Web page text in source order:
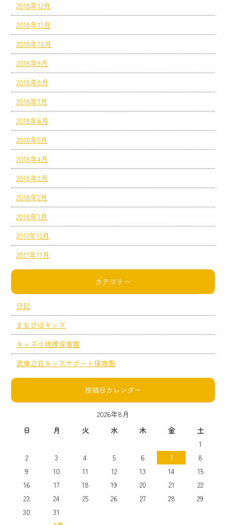
2018年12月
2018年11月
2018年10月
2018年9月
2018年8月
2018年7月
2018年6月
2018年5月
2018年4月
2018年3月
2018年2月
2018年1月
2017年12月
2017年11月
カテゴリー
日記
まなびばキッズ
キッズ小規模保育園
武庫之荘キッズサポート保育園
投稿日カレンダー
2026年8月
日
月 火 水 木 金 土
1
2
3 4 5 6 7
8
9
10 11 12 13 14
15
16
17 18 19 20 21
22
23
24 25 26 27 28
29
30
31